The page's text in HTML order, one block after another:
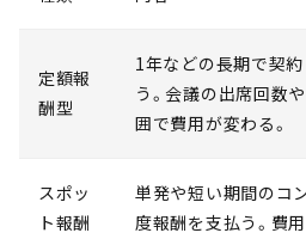
定額報
酬型
1年などの長期で契
う。会議の出席回数
囲で費用が変わる。
スポッ
ト報酬
単発や短い期間のコ
度報酬を支払う。費